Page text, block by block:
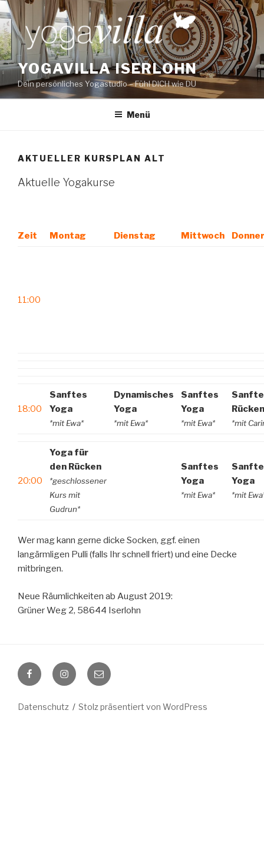
Zum
Inhalt
springen
YOGAVILLA ISERLOHN
Dein persönliches Yogastudio – Fühl DICH wie DU
Menü
AKTUELLER KURSPLAN ALT
Aktuelle Yogakurse
Zeit Montag Dienstag Mittwoch
11:00
18:00
Sanftes
Yoga
*mit Ewa*
Dynamisches
Yoga
*mit Ewa*
Sanftes
Yoga
*mit Ewa* *mit
20:00
Yoga für
den Rücken
*geschlossener
Kurs mit
Gudrun*
Sanftes
Yoga
*mit Ewa*
Yoga
*mit
Wer mag kann gerne dicke Socken, ggf. einen
langärmligen Pulli (falls Ihr schnell friert) und eine Decke
mitbringen.
Neue Räumlichkeiten ab August 2019:
Grüner Weg 2, 58644 Iserlohn
FacebookInstagram
E-
Mail
Datenschutz Stolz präsentiert von WordPress